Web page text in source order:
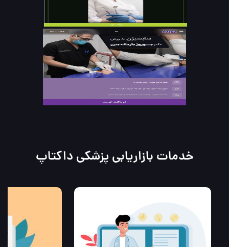
خدمات بازاریابی پزشکی داکتاپ